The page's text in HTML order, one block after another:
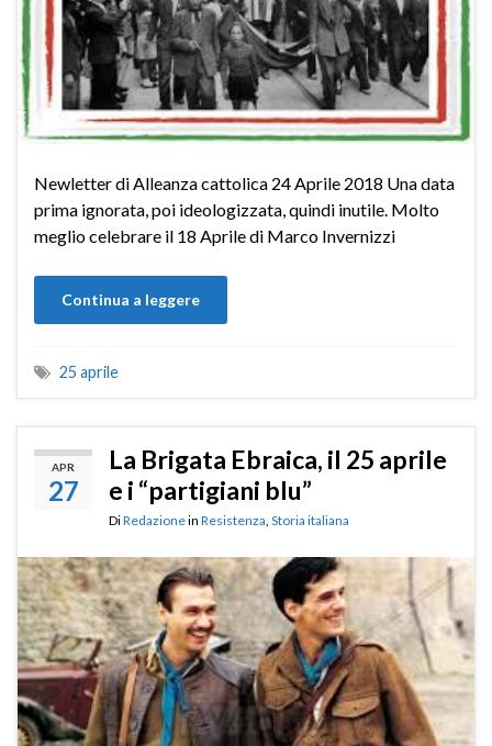
Newletter di Alleanza cattolica 24 Aprile 2018 Una data
prima ignorata, poi ideologizzata, quindi inutile. Molto
meglio celebrare il 18 Aprile di Marco Invernizzi
Continua a leggere
25 aprile
APR
27
La Brigata Ebraica, il 25 aprile
e i “partigiani blu”
DiRedazionein Resistenza Storia italiana